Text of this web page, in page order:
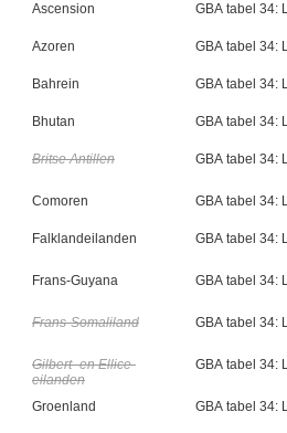
Ascension GBA tabel 34:
Azoren GBA tabel 34:
Bahrein GBA tabel 34:
Bhutan GBA tabel 34:
Britse Antillen GBA tabel 34:
Comoren GBA tabel 34:
Falklandeilanden GBA tabel 34:
Frans-Guyana GBA tabel 34:
Frans-Somaliland GBA tabel 34:
Gilbert- en Ellice-
eilanden
GBA tabel 34:
Groenland GBA tabel 34: